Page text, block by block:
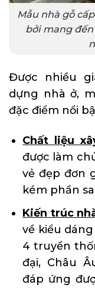
Mẫu nhà gỗ
bởi mang
Được nhiều
dựng nhà ở,
đặc điểm nổi
Chất liệu
được làm
vẻ đẹp đơn
kém phần
Kiến trúc
về kiểu
4 truyền
đại, Châu
đáp ứng